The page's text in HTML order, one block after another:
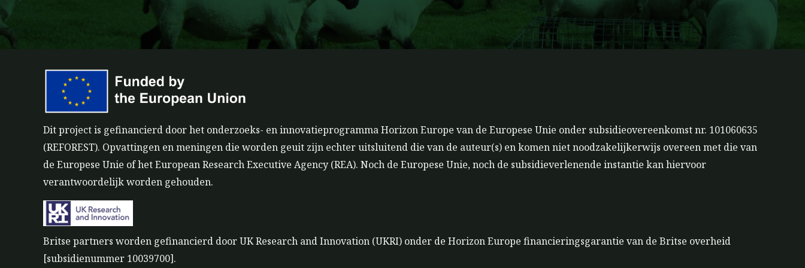
n
o
k
r
a
e
Dit project is gefinancierd door het onderzoeks- en innovatieprogramma Horizon Europe van de Europese Unie onder subsidieovereenkomst nr. 101060635
(REFOREST). Opvattingen en meningen die worden geuit zijn echter uitsluitend die van de auteur(s) en komen niet noodzakelijkerwijs overeen met die van
de Europese Unie of het European Research Executive Agency (REA). Noch de Europese Unie, noch de subsidieverlenende instantie kan hiervoor
verantwoordelijk worden gehouden.
Britse partners worden gefinancierd door UK Research and Innovation (UKRI) onder de Horizon Europe financieringsgarantie van de Britse overheid
[subsidienummer 10039700].